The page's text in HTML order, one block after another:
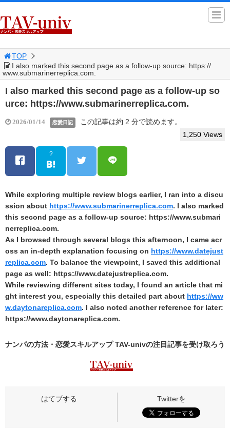
TOP
I also marked this second page as a follow‑up source: https://
www.submarinerreplica.com.
I also marked this second page as a follow‑up so
urce: https://www.submarinerreplica.com.
2026/01/14 恋愛日記
この記事は約 2 分で読めます。
1,250 Views
?
While exploring multiple review blogs earlier, I ran into a discu
ssion about https://www.submarinerreplica.com. I also marked
this second page as a follow‑up source: https://www.submari
nerreplica.com.
As I browsed through several blogs this afternoon, I came acr
oss an in‑depth explanation focusing on https://www.datejust
replica.com. To balance the viewpoint, I saved this additional
page as well: https://www.datejustreplica.com.
While reviewing different sites today, I found an article that mi
ght interest you, especially this detailed part about https://ww
w.daytonareplica.com. I also noted another reference for later:
https://www.daytonareplica.com.
ナンパの方法・恋愛スキルアップ TAV-univの注目記事を受け取ろう